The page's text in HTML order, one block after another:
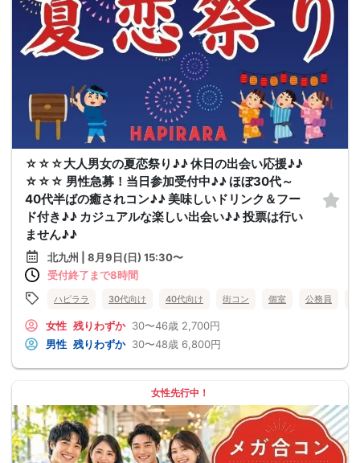
☆☆☆大人男女の夏恋祭り♪♪ 休日の出会い応援♪♪
☆☆☆ 男性急募！当日参加受付中♪♪ ほぼ30代～
40代半ばの癒されコン♪♪ 美味しいドリンク＆フー
ド付き♪♪ カジュアルな楽しい出会い♪♪ 投票は行い
ません♪♪
北九州 | 8月9日(日) 15:30〜
受付終了まで8時間
ハピララ 30代向け 40代向け 街コン 個室 公務員
女性 残りわずか 30〜46歳 2,700円
男性 残りわずか 30〜48歳 6,800円
女性先行中！